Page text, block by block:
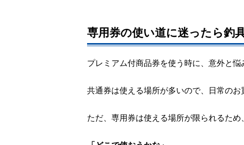
専用券の使い道に迷ったら釣
プレミアム付商品券を使う時に、意外と悩
共通券は使える場所が多いので、日常のお
ただ、専用券は使える場所が限られるため、